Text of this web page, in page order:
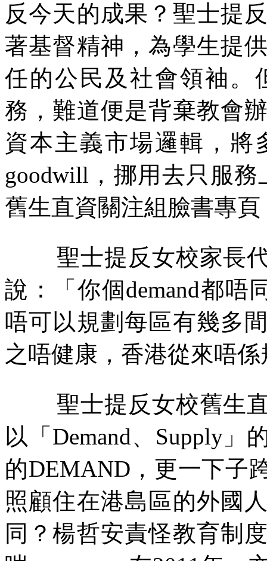
反今天的成果？聖士提
著基督精神，為學生提
任的公民及社會領袖。
務，難道便是背棄教會
資本主義市場邏輯，將
goodwill ，挪用去只服
舊生直資關注組臉書專頁
聖士提反女校家長
說：「你個demand都唔
唔可以規劃每區有幾多
之唔健康，香港從來唔
聖士提反女校舊生
以「 Demand、 Supply」
的DEMAND ，更一下子
照顧住在港島區的外國
同？楊哲安責怪教育制